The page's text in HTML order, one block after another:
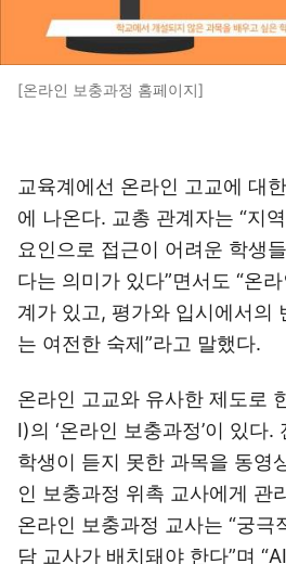
[온라인 보충과정 홈페이지]
교육계에선 온라인 고교에 대
에 나온다. 교총 관계자는 “지
요인으로 접근이 어려운 학생
다는 의미가 있다”면서도 “온
계가 있고, 평가와 입시에서의
는 여전한 숙제”라고 말했다.
온라인 고교와 유사한 제도로
I)의 ‘온라인 보충과정’이 있다
학생이 듣지 못한 과목을 동영
인 보충과정 위촉 교사에게 관
온라인 보충과정 교사는 “궁극
담 교사가 배치돼야 한다”며